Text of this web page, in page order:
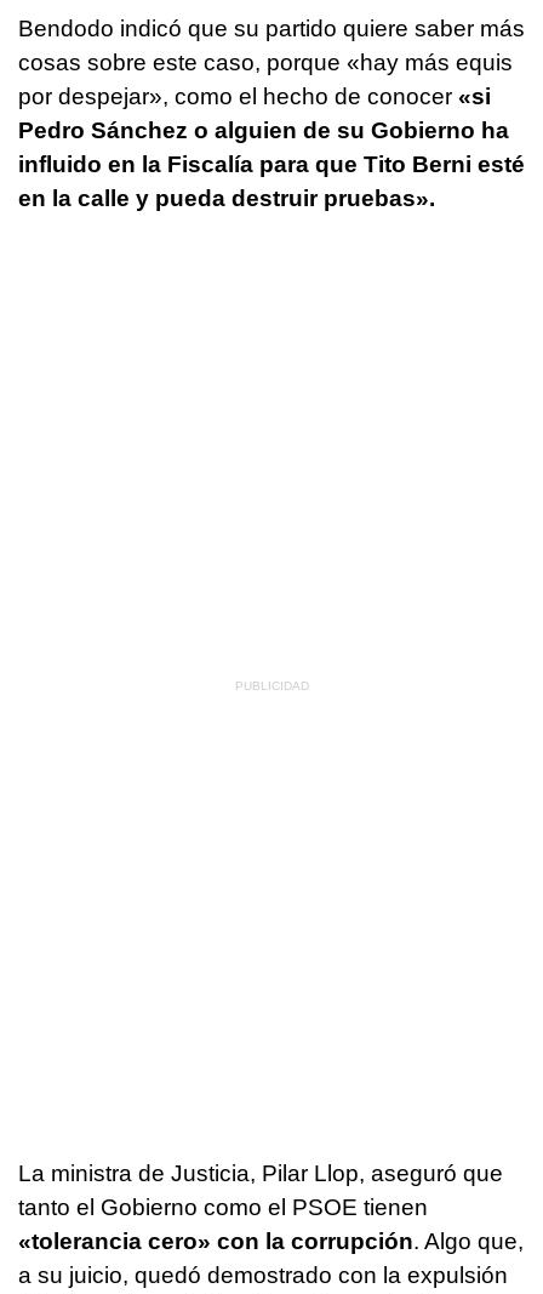
Bendodo indicó que su partido quiere saber más
cosas sobre este caso, porque «hay más equis
por despejar», como el hecho de conocer «si
Pedro Sánchez o alguien de su Gobierno ha
influido en la Fiscalía para que Tito Berni esté
en la calle y pueda destruir pruebas».
La ministra de Justicia, Pilar Llop, aseguró que
tanto el Gobierno como el PSOE tienen
«tolerancia cero» con la corrupción. Algo que,
a su juicio, quedó demostrado con la expulsión